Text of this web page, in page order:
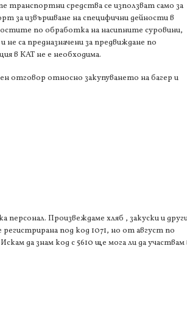
транспортни средства се използват само за
за извършване на специфични дейности в
по обработка на насипните суровини,
са предназначени за предвиждане по
в КАТ не е необходима.
отговор относно закупуването на багер и
персонал. Произвеждаме хляб , закуски и
под код 1071, но от август по
да знам код с 5610 ще мога ли да участвам